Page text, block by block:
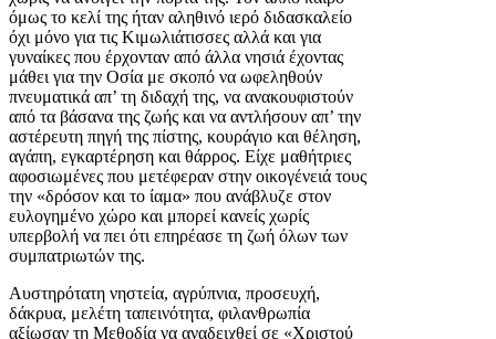
όμως το κελί της ήταν αληθινό ιερό διδασκαλείο
όχι μόνο για τις Κιμωλιάτισσες αλλά και για
γυναίκες που έρχονταν από άλλα νησιά έχοντας
μάθει για την Οσία με σκοπό να ωφεληθούν
πνευματικά απ’ τη διδαχή της, να ανακουφιστούν
από τα βάσανα της ζωής και να αντλήσουν απ’ την
αστέρευτη πηγή της πίστης, κουράγιο και θέληση,
αγάπη, εγκαρτέρηση και θάρρος. Είχε μαθήτριες
αφοσιωμένες που μετέφεραν στην οικογένειά τους
την «δρόσον και το ίαμα» που ανάβλυζε στον
ευλογημένο χώρο και μπορεί κανείς χωρίς
υπερβολή να πει ότι επηρέασε τη ζωή όλων των
συμπατριωτών της.
Αυστηρότατη νηστεία, αγρύπνια, προσευχή,
δάκρυα, μελέτη ταπεινότητα, φιλανθρωπία
αξίωσαν τη Μεθοδία να αναδειχθεί σε «Χριστού